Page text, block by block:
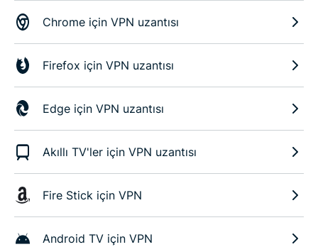
Chrome için VPN uzantısı
Firefox için VPN uzantısı
Edge için VPN uzantısı
Akıllı TV'ler için VPN uzantısı
Fire Stick için VPN
Android TV için VPN